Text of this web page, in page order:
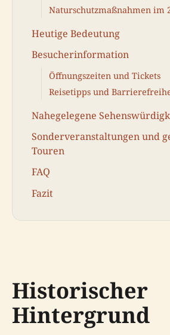
Naturschutzmaßnahmen im
Heutige Bedeutung
Besucherinformation
Öffnungszeiten und Tickets
Reisetipps und
Nahegelegene
Sonderveranstaltungen und
Touren
FAQ
Fazit
Historischer
Hintergrund